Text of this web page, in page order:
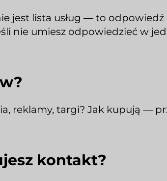
jest lista usług — to
nie umiesz odpowiedzieć w
reklamy, targi? Jak kupują —
kontakt?